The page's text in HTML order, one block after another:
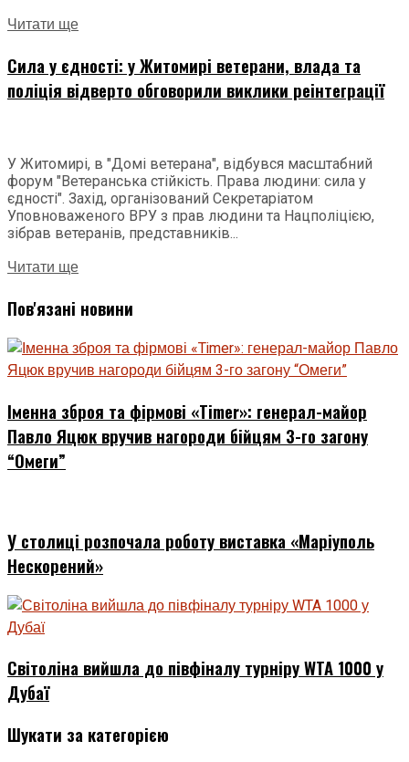
Читати ще
Сила у єдності: у Житомирі ветерани, влада та
поліція відверто обговорили виклики реінтеграції
У Житомирі, в "Домі ветерана", відбувся масштабний
форум "Ветеранська стійкість. Права людини: сила у
єдності". Захід, організований Секретаріатом
Уповноваженого ВРУ з прав людини та Нацполіцією,
зібрав ветеранів, представників...
Читати ще
Пов'язані новини
Іменна зброя та фірмові «Timer»: генерал-майор
Павло Яцюк вручив нагороди бійцям 3-го загону
“Омеги”
У столиці розпочала роботу виставка «Маріуполь
Нескорений»
Світоліна вийшла до півфіналу турніру WTA 1000 у
Дубаї
Шукати за категорією